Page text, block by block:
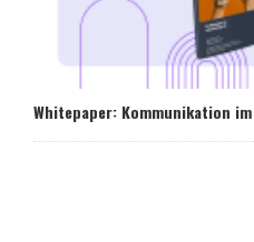
Whitepaper: Kommunikation